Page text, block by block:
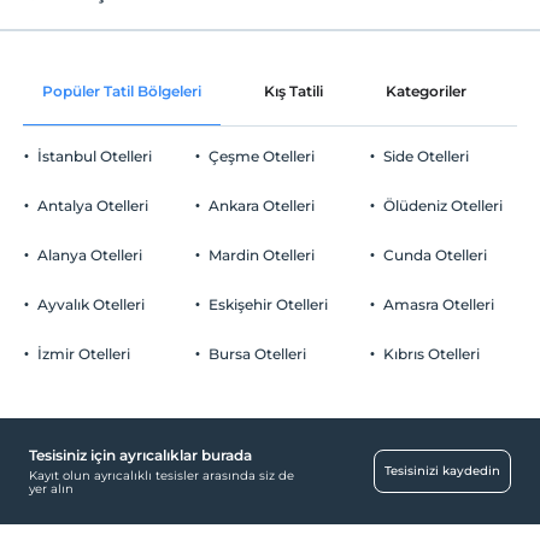
Çocuklar
Her bir oda için 10 yaşına kadar 3 çocuk ücretsizdir
Ortak alanlar ve tüm odalar
Otopark
Ücretsiz Özel Otopark
Havuz
Check/in
Check/out
En geç saat 12:00 ve öncesi
Evcil Hayvan
2 yaşına kadar olan bebekler ücretsizdir.
Popüler Tatil Bölgeleri Kış Tatili Kategoriler
İstanbul Otelleri
Antalya Otelleri
Alanya Otelleri
Ayvalık Otelleri
İzmir Otelleri
Çeşme Otelleri
Ankara Otelleri
Mardin Otelleri
Eskişehir Otelleri
Bursa Otelleri
Side Otelleri
Ölüdeniz Otelleri
Cunda Otelleri
Amasra Otelleri
Kıbrıs Otelleri
Tesisiniz için ayrıcalıklar burada
Kayıt olun ayrıcalıklı tesisler arasında siz de
yer alın
Tesisinizi kaydedin